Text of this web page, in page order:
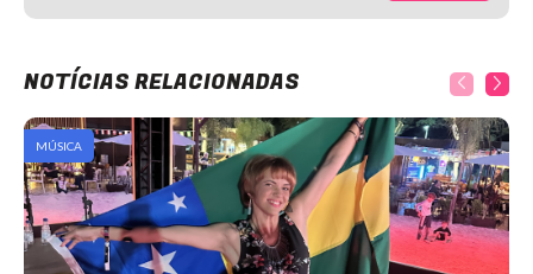
NOTÍCIAS RELACIONADAS
MÚSICA